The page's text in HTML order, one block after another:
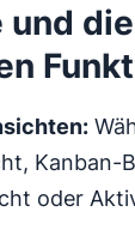
und die
Kanban-
oder